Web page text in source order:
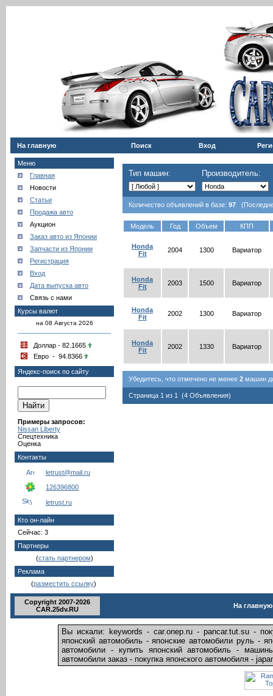
На главную Поиск Вход
Меню
Главная
Новости
Статьи
Продажа авто
Аукцион
Заказ авто из Японии
Запчасти из Японии
Регистрация
Вход
Дата выпуска авто
Связь с нами
Курсы валют
на 08 Августа 2026
Доллар - 82.1665
Евро - 94.8366
Яндекс-поиск по сайту
Примеры запросов:
Nissan Liberty
Спецтехника
Оценка
Контакты
letrust@mail.ru
126396800
letrust.ru
Кто он-лайн
Сейчас: 3
Партнеры
(стать партнером)
Реклама
(разместить ссылку)
Тип машин: Производитель:
Количество объявлений в базе: 97
Модель Год Объем КПП
Honda
Fit
2004 1300 Вариатор
Honda
Fit
2003 1500 Вариатор
Honda
Fit
2002 1300 Вариатор
Honda
Fit
2002 1330 Вариатор
Убедитесь, что отмечено не менее 2 машин
Страница 1 из 1 (4 Объявления)
Copyright 2007-2026
CAR.25dv.RU
На главную
Вы искали: keywords - car.onep.ru - pancar.tut.su -
японский автомобиль - японские автомобили руль -
автомобили - купить японский автомобиль -
автомобили заказ - покупка японского автомобиля -